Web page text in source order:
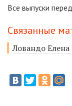
Все выпуски
Связанные
Ловандо Елена